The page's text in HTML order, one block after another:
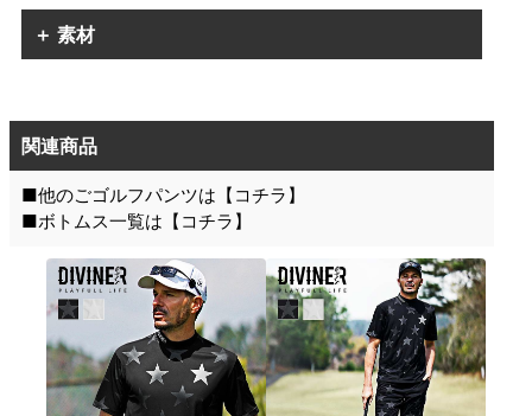
＋ 素材
関連商品
■他のごゴルフパンツは【 コチラ 】
■ボトムス一覧は【 コチラ 】